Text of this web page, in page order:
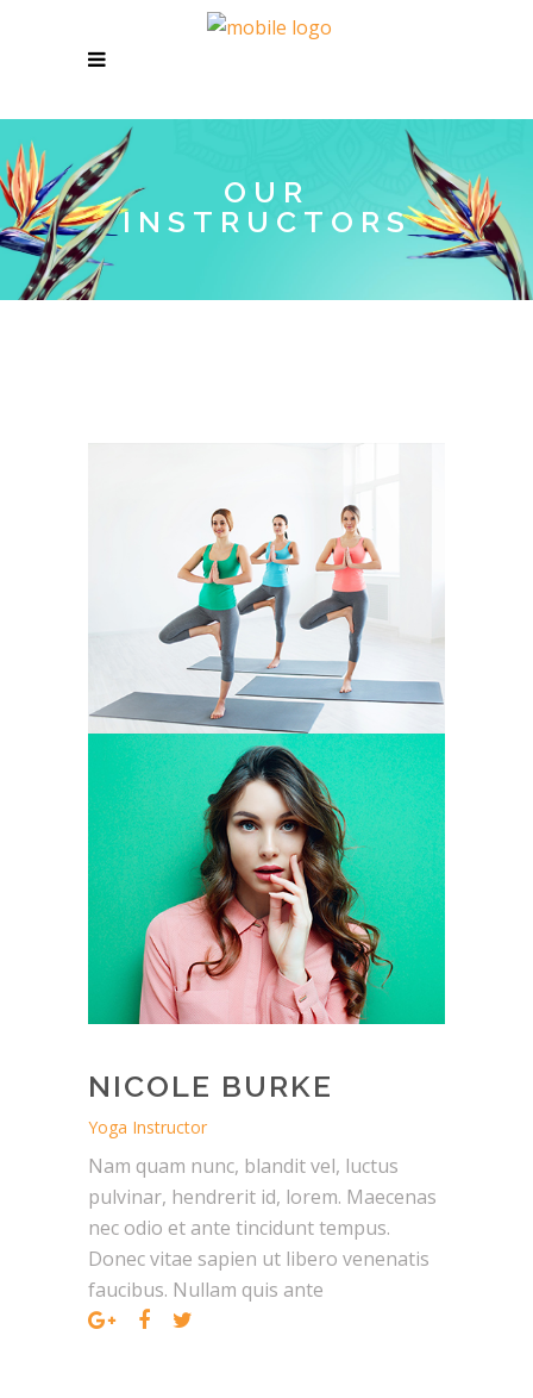
OUR
INSTRUCTORS
NICOLE BURKE
Yoga Instructor
Nam quam nunc, blandit vel, luctus
pulvinar, hendrerit id, lorem. Maecenas
nec odio et ante tincidunt tempus.
Donec vitae sapien ut libero venenatis
faucibus. Nullam quis ante